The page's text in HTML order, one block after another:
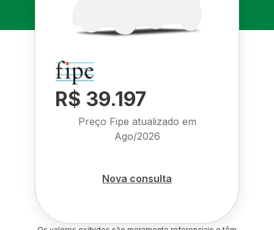
R$ 39.197
Preço Fipe atualizado em
Ago/2026
Nova consulta